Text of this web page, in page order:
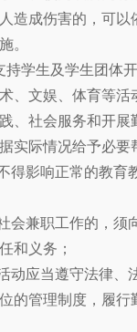
造成伤害的，可以
。
学生及学生团体
、文娱、体育等活
、社会服务和开展
实际情况给予必要
得影响正常的教育
会兼职工作的，须
和义务；
动应当遵守法律、
的管理制度，履行